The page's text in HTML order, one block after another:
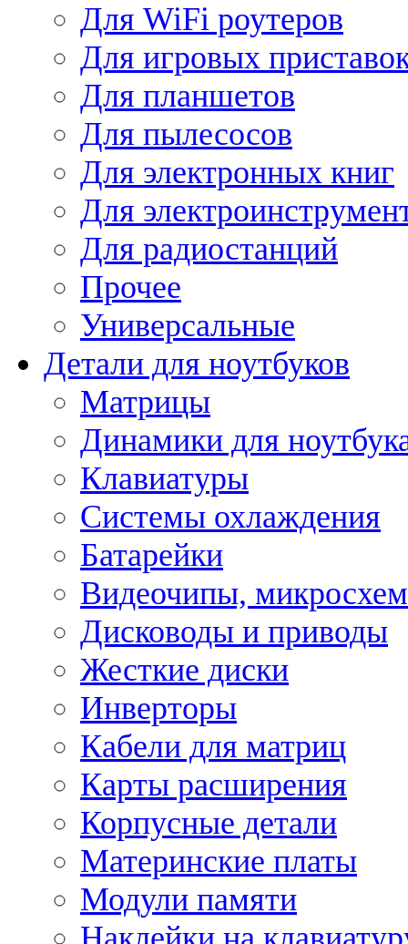
Для WiFi роутеров
Для игровых
Для планшетов
Для пылесосов
Для электронных книг
Для
Для радиостанций
Прочее
Универсальные
Детали для ноутбуков
Матрицы
Динамики для
Клавиатуры
Системы охлаждения
Батарейки
Видеочипы,
Дисководы и приводы
Жесткие диски
Инверторы
Кабели для матриц
Карты расширения
Корпусные детали
Материнские платы
Модули памяти